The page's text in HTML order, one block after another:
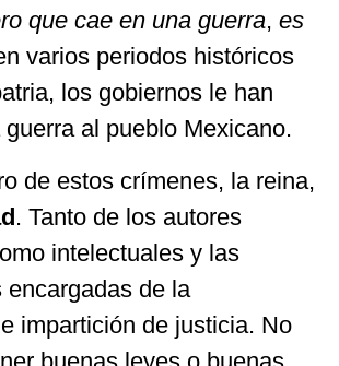
que cae en una guerra, es
varios periodos históricos
los gobiernos le han
al pueblo Mexicano.
de estos crímenes, la reina,
. Tanto de los autores
intelectuales y las
encargadas de la
impartición de justicia. No